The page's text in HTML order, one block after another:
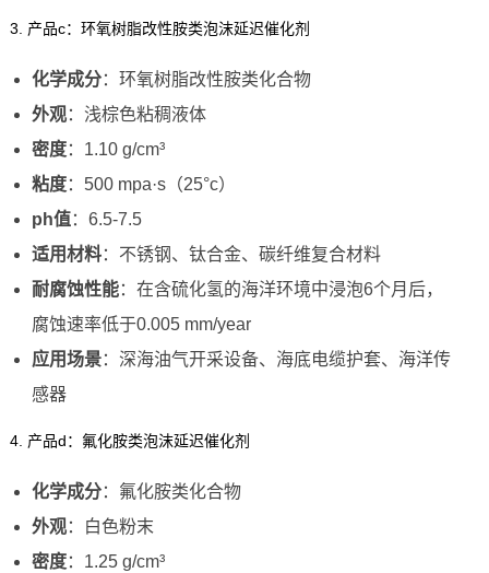
3. 产品c：环氧树脂改性胺类泡沫延迟催化剂
化学成分：环氧树脂改性胺类化合物
外观：浅棕色粘稠液体
密度：1.10 g/cm³
粘度：500 mpa·s（25°c）
ph值：6.5-7.5
适用材料：不锈钢、钛合金、碳纤维复合材料
耐腐蚀性能：在含硫化氢的海洋环境中浸泡6个月后，
腐蚀速率低于0.005 mm/year
应用场景：深海油气开采设备、海底电缆护套、海洋传
感器
4. 产品d：氟化胺类泡沫延迟催化剂
化学成分：氟化胺类化合物
外观：白色粉末
密度：1.25 g/cm³